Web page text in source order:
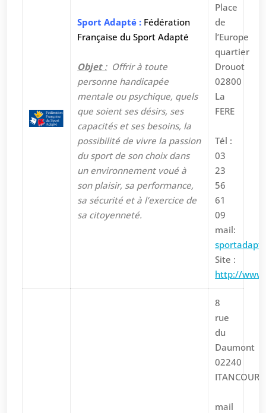
Sport Adapté : Fédération
Française du Sport Adapté
Objet :Offrir à toute
personne handicapée
mentale ou psychique, quels
que soient ses désirs, ses
capacités et ses besoins, la
possibilité de vivre la passion
du sport de son choix dans
un environnement voué à
son plaisir, sa performance,
sa sécurité et à l’exercice de
sa citoyenneté.
Place
de
l’Europe
quartier
Drouot
02800
La
FERE
Tél :
03
23
56
61
09
mail:
Site :
http://
8
rue
du
Daumont
02240
ITANCOURT
mail